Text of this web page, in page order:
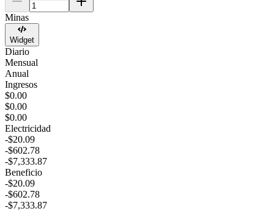
Minas
Widget
Diario
Mensual
Anual
Ingresos
$0.00
$0.00
$0.00
Electricidad
-$20.09
-$602.78
-$7,333.87
Beneficio
-$20.09
-$602.78
-$7,333.87